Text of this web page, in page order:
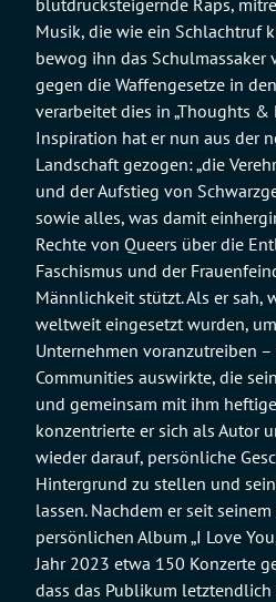
blutdrucksteigernde Raps,
Musik, die wie ein Schlachtruf
bewog ihn das Schulmassaker
gegen die Waffengesetze in
verarbeitet dies in „Thoughts &
Inspiration hat er nun aus der
Landschaft gezogen: „die
und der Aufstieg von
sowie alles, was damit
Rechte von Queers über die
Faschismus und der
Männlichkeit stützt. Als er sah,
weltweit eingesetzt wurden,
Unternehmen voranzutreiben
Communities auswirkte, die
und gemeinsam mit ihm
konzentrierte er sich als Autor
wieder darauf, persönliche
Hintergrund zu stellen und
lassen. Nachdem er seit
persönlichen Album „I Love
Jahr 2023 etwa 150 Konzerte
dass das Publikum